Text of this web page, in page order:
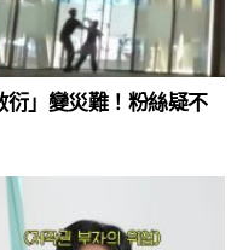
」變災難！粉絲疑不